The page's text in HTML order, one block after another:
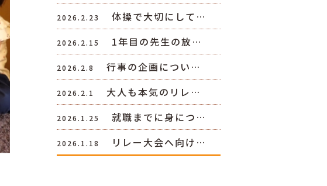
2026.2.23 体操で大切にして…
2026.2.15 1年目の先生の放…
2026.2.8 行事の企画につい…
2026.2.1 大人も本気のリレ…
2026.1.25 就職までに身につ…
2026.1.18 リレー大会へ向け…